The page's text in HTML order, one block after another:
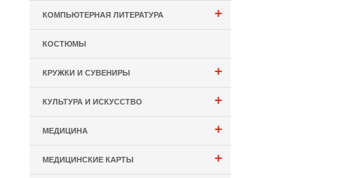
+
КОМПЬЮТЕРНАЯ ЛИТЕРАТУРА
КОСТЮМЫ
+
КРУЖКИ И СУВЕНИРЫ
+
КУЛЬТУРА И ИСКУССТВО
+
МЕДИЦИНА
+
МЕДИЦИНСКИЕ КАРТЫ